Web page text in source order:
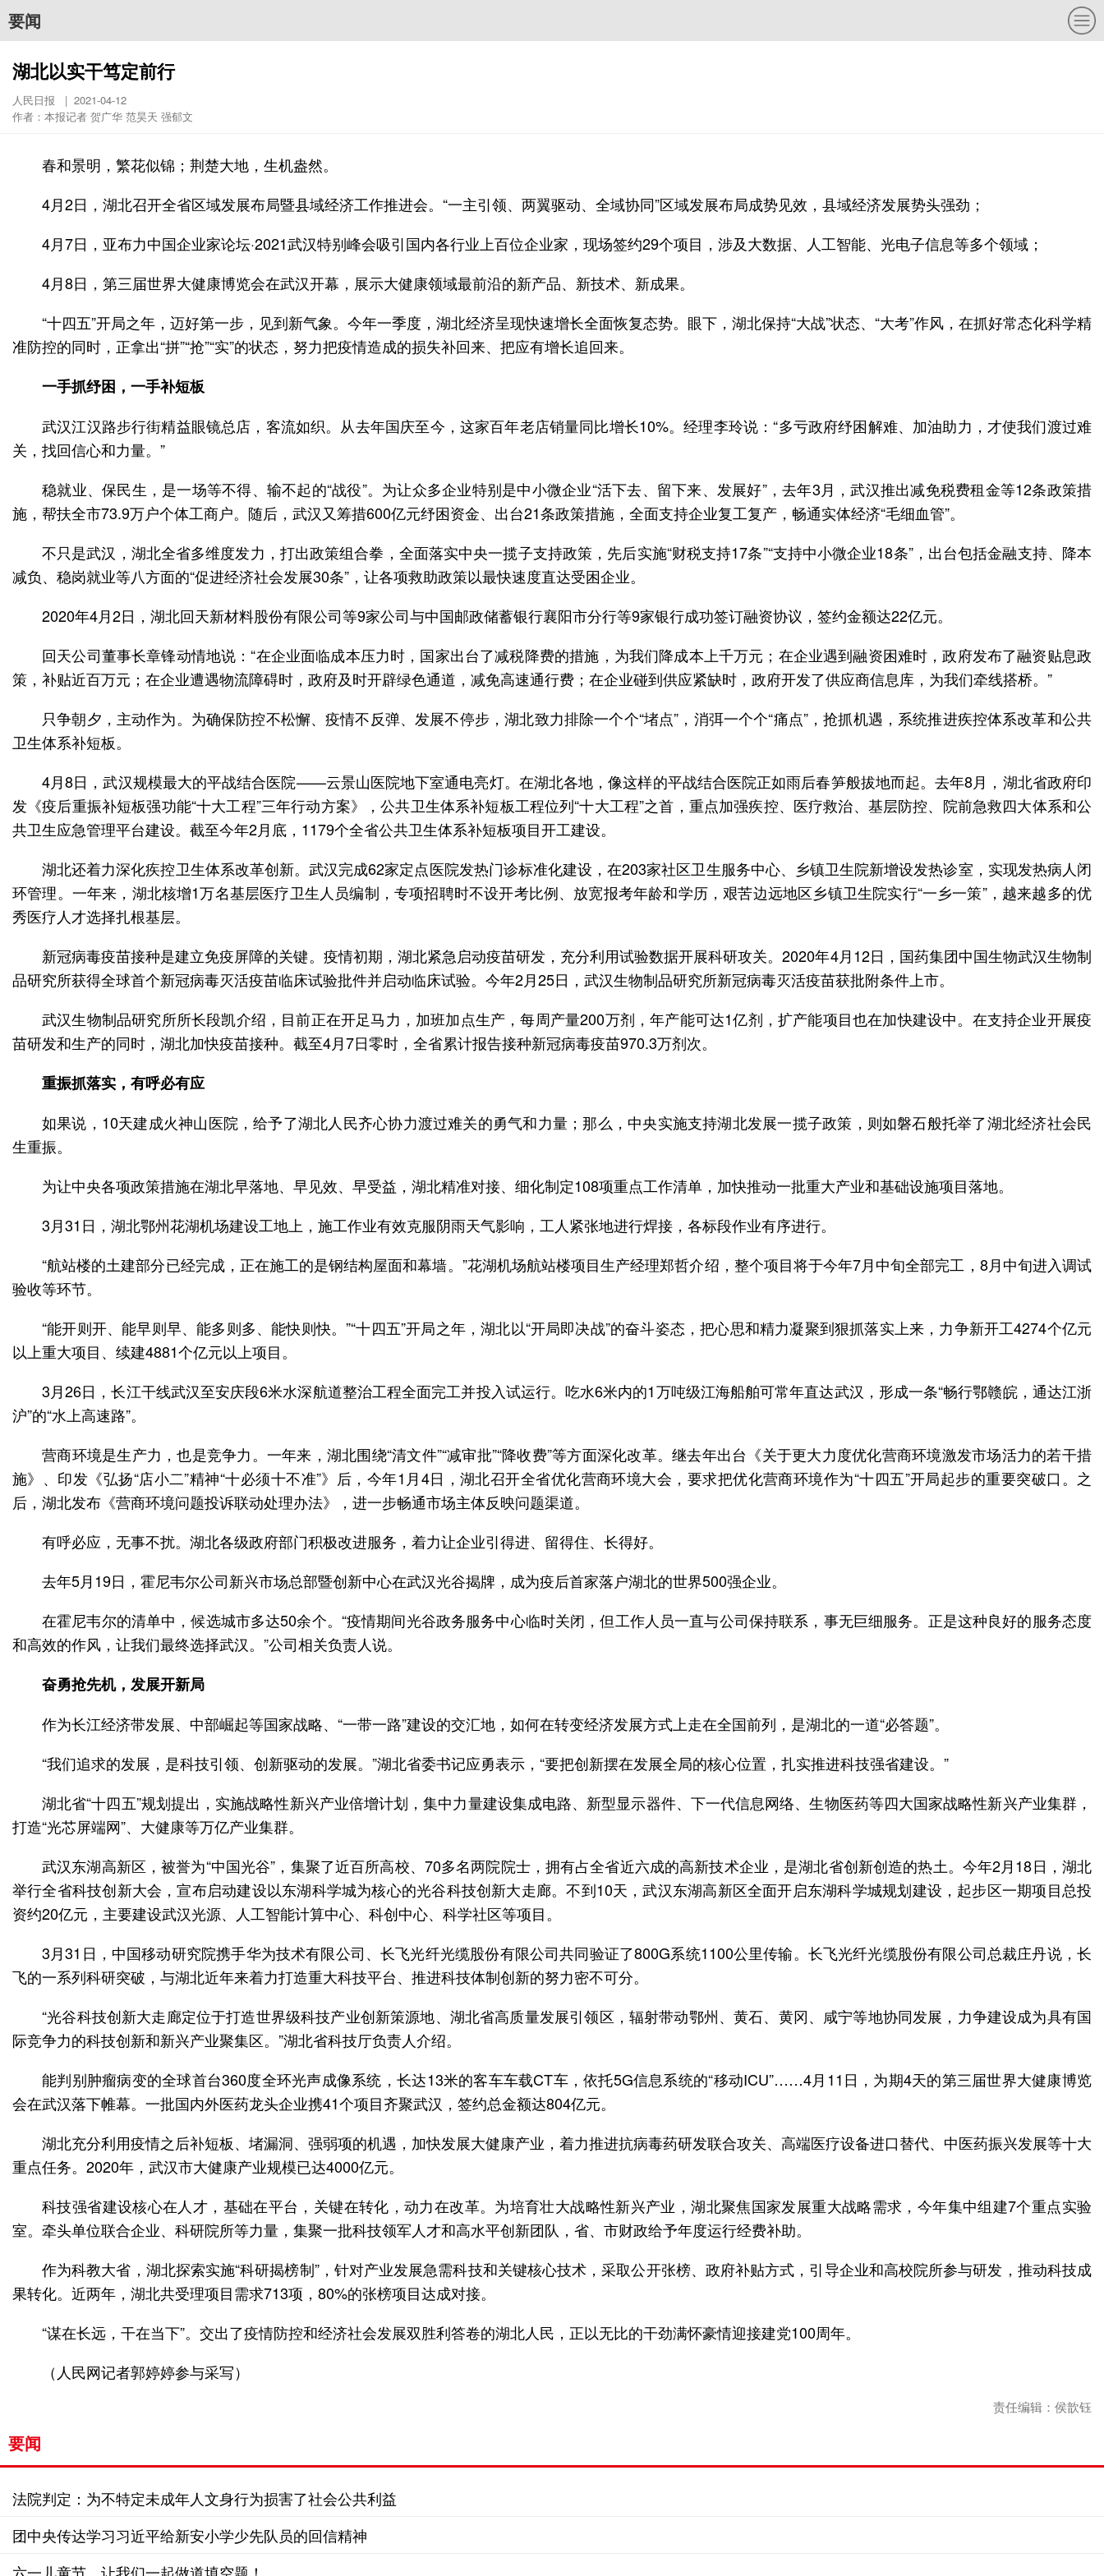
要闻
湖北以实干笃定前行
人民日报 | 2021-04-12
作者：本报记者 贺广华 范昊天 强郁文
春和景明，繁花似锦；荆楚大地，生机盎然。
4月2日，湖北召开全省区域发展布局暨县域经济工作推进会。“一主引领、两翼驱动、全域协同”区域发展布局成势见效，县域经济发展势头强劲；
4月7日，亚布力中国企业家论坛·2021武汉特别峰会吸引国内各行业上百位企业家，现场签约29个项目，涉及大数据、人工智能、光电子信息等多个领域；
4月8日，第三届世界大健康博览会在武汉开幕，展示大健康领域最前沿的新产品、新技术、新成果。
“十四五”开局之年，迈好第一步，见到新气象。今年一季度，湖北经济呈现快速增长全面恢复态势。眼下，湖北保持“大战”状态、“大考”作风，在抓好常态化科学精
准防控的同时，正拿出“拼”“抢”“实”的状态，努力把疫情造成的损失补回来、把应有增长追回来。
一手抓纾困，一手补短板
武汉江汉路步行街精益眼镜总店，客流如织。从去年国庆至今，这家百年老店销量同比增长10%。经理李玲说：“多亏政府纾困解难、加油助力，才使我们渡过难
关，找回信心和力量。”
稳就业、保民生，是一场等不得、输不起的“战役”。为让众多企业特别是中小微企业“活下去、留下来、发展好”，去年3月，武汉推出减免税费租金等12条政策措
施，帮扶全市73.9万户个体工商户。随后，武汉又筹措600亿元纾困资金、出台21条政策措施，全面支持企业复工复产，畅通实体经济“毛细血管”。
不只是武汉，湖北全省多维度发力，打出政策组合拳，全面落实中央一揽子支持政策，先后实施“财税支持17条”“支持中小微企业18条”，出台包括金融支持、降本
减负、稳岗就业等八方面的“促进经济社会发展30条”，让各项救助政策以最快速度直达受困企业。
2020年4月2日，湖北回天新材料股份有限公司等9家公司与中国邮政储蓄银行襄阳市分行等9家银行成功签订融资协议，签约金额达22亿元。
回天公司董事长章锋动情地说：“在企业面临成本压力时，国家出台了减税降费的措施，为我们降成本上千万元；在企业遇到融资困难时，政府发布了融资贴息政
策，补贴近百万元；在企业遭遇物流障碍时，政府及时开辟绿色通道，减免高速通行费；在企业碰到供应紧缺时，政府开发了供应商信息库，为我们牵线搭桥。”
只争朝夕，主动作为。为确保防控不松懈、疫情不反弹、发展不停步，湖北致力排除一个个“堵点”，消弭一个个“痛点”，抢抓机遇，系统推进疾控体系改革和公共
卫生体系补短板。
4月8日，武汉规模最大的平战结合医院——云景山医院地下室通电亮灯。在湖北各地，像这样的平战结合医院正如雨后春笋般拔地而起。去年8月，湖北省政府印
发《疫后重振补短板强功能“十大工程”三年行动方案》，公共卫生体系补短板工程位列“十大工程”之首，重点加强疾控、医疗救治、基层防控、院前急救四大体系和公
共卫生应急管理平台建设。截至今年2月底，1179个全省公共卫生体系补短板项目开工建设。
湖北还着力深化疾控卫生体系改革创新。武汉完成62家定点医院发热门诊标准化建设，在203家社区卫生服务中心、乡镇卫生院新增设发热诊室，实现发热病人闭
环管理。一年来，湖北核增1万名基层医疗卫生人员编制，专项招聘时不设开考比例、放宽报考年龄和学历，艰苦边远地区乡镇卫生院实行“一乡一策”，越来越多的优
秀医疗人才选择扎根基层。
新冠病毒疫苗接种是建立免疫屏障的关键。疫情初期，湖北紧急启动疫苗研发，充分利用试验数据开展科研攻关。2020年4月12日，国药集团中国生物武汉生物制
品研究所获得全球首个新冠病毒灭活疫苗临床试验批件并启动临床试验。今年2月25日，武汉生物制品研究所新冠病毒灭活疫苗获批附条件上市。
武汉生物制品研究所所长段凯介绍，目前正在开足马力，加班加点生产，每周产量200万剂，年产能可达1亿剂，扩产能项目也在加快建设中。在支持企业开展疫
苗研发和生产的同时，湖北加快疫苗接种。截至4月7日零时，全省累计报告接种新冠病毒疫苗970.3万剂次。
重振抓落实，有呼必有应
如果说，10天建成火神山医院，给予了湖北人民齐心协力渡过难关的勇气和力量；那么，中央实施支持湖北发展一揽子政策，则如磐石般托举了湖北经济社会民
生重振。
为让中央各项政策措施在湖北早落地、早见效、早受益，湖北精准对接、细化制定108项重点工作清单，加快推动一批重大产业和基础设施项目落地。
3月31日，湖北鄂州花湖机场建设工地上，施工作业有效克服阴雨天气影响，工人紧张地进行焊接，各标段作业有序进行。
“航站楼的土建部分已经完成，正在施工的是钢结构屋面和幕墙。”花湖机场航站楼项目生产经理郑哲介绍，整个项目将于今年7月中旬全部完工，8月中旬进入调试
验收等环节。
“能开则开、能早则早、能多则多、能快则快。”“十四五”开局之年，湖北以“开局即决战”的奋斗姿态，把心思和精力凝聚到狠抓落实上来，力争新开工4274个亿元
以上重大项目、续建4881个亿元以上项目。
3月26日，长江干线武汉至安庆段6米水深航道整治工程全面完工并投入试运行。吃水6米内的1万吨级江海船舶可常年直达武汉，形成一条“畅行鄂赣皖，通达江浙
沪”的“水上高速路”。
营商环境是生产力，也是竞争力。一年来，湖北围绕“清文件”“减审批”“降收费”等方面深化改革。继去年出台《关于更大力度优化营商环境激发市场活力的若干措
施》、印发《弘扬“店小二”精神“十必须十不准”》后，今年1月4日，湖北召开全省优化营商环境大会，要求把优化营商环境作为“十四五”开局起步的重要突破口。之
后，湖北发布《营商环境问题投诉联动处理办法》，进一步畅通市场主体反映问题渠道。
有呼必应，无事不扰。湖北各级政府部门积极改进服务，着力让企业引得进、留得住、长得好。
去年5月19日，霍尼韦尔公司新兴市场总部暨创新中心在武汉光谷揭牌，成为疫后首家落户湖北的世界500强企业。
在霍尼韦尔的清单中，候选城市多达50余个。“疫情期间光谷政务服务中心临时关闭，但工作人员一直与公司保持联系，事无巨细服务。正是这种良好的服务态度
和高效的作风，让我们最终选择武汉。”公司相关负责人说。
奋勇抢先机，发展开新局
作为长江经济带发展、中部崛起等国家战略、“一带一路”建设的交汇地，如何在转变经济发展方式上走在全国前列，是湖北的一道“必答题”。
“我们追求的发展，是科技引领、创新驱动的发展。”湖北省委书记应勇表示，“要把创新摆在发展全局的核心位置，扎实推进科技强省建设。”
湖北省“十四五”规划提出，实施战略性新兴产业倍增计划，集中力量建设集成电路、新型显示器件、下一代信息网络、生物医药等四大国家战略性新兴产业集群，
打造“光芯屏端网”、大健康等万亿产业集群。
武汉东湖高新区，被誉为“中国光谷”，集聚了近百所高校、70多名两院院士，拥有占全省近六成的高新技术企业，是湖北省创新创造的热土。今年2月18日，湖北
举行全省科技创新大会，宣布启动建设以东湖科学城为核心的光谷科技创新大走廊。不到10天，武汉东湖高新区全面开启东湖科学城规划建设，起步区一期项目总投
资约20亿元，主要建设武汉光源、人工智能计算中心、科创中心、科学社区等项目。
3月31日，中国移动研究院携手华为技术有限公司、长飞光纤光缆股份有限公司共同验证了800G系统1100公里传输。长飞光纤光缆股份有限公司总裁庄丹说，长
飞的一系列科研突破，与湖北近年来着力打造重大科技平台、推进科技体制创新的努力密不可分。
“光谷科技创新大走廊定位于打造世界级科技产业创新策源地、湖北省高质量发展引领区，辐射带动鄂州、黄石、黄冈、咸宁等地协同发展，力争建设成为具有国
际竞争力的科技创新和新兴产业聚集区。”湖北省科技厅负责人介绍。
能判别肿瘤病变的全球首台360度全环光声成像系统，长达13米的客车车载CT车，依托5G信息系统的“移动ICU”……4月11日，为期4天的第三届世界大健康博览
会在武汉落下帷幕。一批国内外医药龙头企业携41个项目齐聚武汉，签约总金额达804亿元。
湖北充分利用疫情之后补短板、堵漏洞、强弱项的机遇，加快发展大健康产业，着力推进抗病毒药研发联合攻关、高端医疗设备进口替代、中医药振兴发展等十大
重点任务。2020年，武汉市大健康产业规模已达4000亿元。
科技强省建设核心在人才，基础在平台，关键在转化，动力在改革。为培育壮大战略性新兴产业，湖北聚焦国家发展重大战略需求，今年集中组建7个重点实验
室。牵头单位联合企业、科研院所等力量，集聚一批科技领军人才和高水平创新团队，省、市财政给予年度运行经费补助。
作为科教大省，湖北探索实施“科研揭榜制”，针对产业发展急需科技和关键核心技术，采取公开张榜、政府补贴方式，引导企业和高校院所参与研发，推动科技成
果转化。近两年，湖北共受理项目需求713项，80%的张榜项目达成对接。
“谋在长远，干在当下”。交出了疫情防控和经济社会发展双胜利答卷的湖北人民，正以无比的干劲满怀豪情迎接建党100周年。
（人民网记者郭婷婷参与采写）
责任编辑：侯歆钰
要闻
法院判定：为不特定未成年人文身行为损害了社会公共利益
团中央传达学习习近平给新安小学少先队员的回信精神